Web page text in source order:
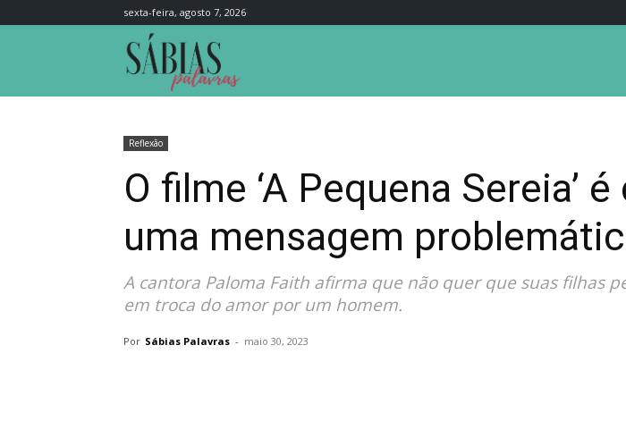
sexta-feira, agosto 7, 2026
Reflexão
O filme ‘A Pequena
uma mensagem
A cantora Paloma Faith afirma que não quer que suas filhas
em troca do amor por um homem.
Por Sábias Palavras - maio 30, 2023